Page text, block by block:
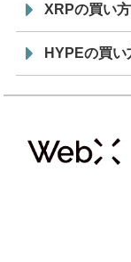
XRPの買い方
HYPEの買い